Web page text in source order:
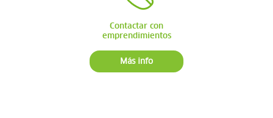
Contactar con
emprendimientos
Más info